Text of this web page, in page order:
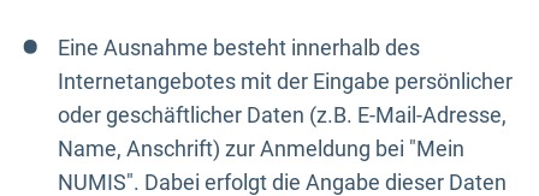
Eine Ausnahme besteht innerhalb des
Internetangebotes mit der Eingabe persönlicher
oder geschäftlicher Daten (z.B. E-Mail-Adresse,
Name, Anschrift) zur Anmeldung bei "Mein
NUMIS". Dabei erfolgt die Angabe dieser Daten